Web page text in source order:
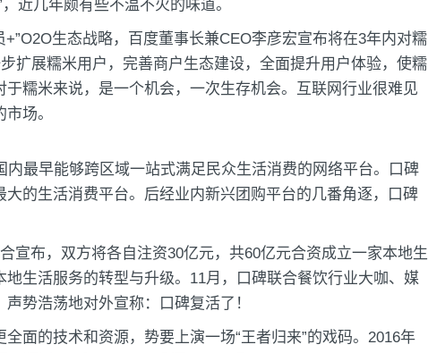
近几年颇有些不温不火的味道。
生态战略，百度董事长兼CEO李彦宏宣布将在3年内对糯
扩展糯米用户，完善商户生态建设，全面提升用户体验，使糯
糯米来说，是一个机会，一次生存机会。互联网行业很难见
场。
内最早能够跨区域一站式满足民众生活消费的网络平台。口碑
的生活消费平台。后经业内新兴团购平台的几番角逐，口碑
宣布，双方将各自注资30亿元，共60亿元合资成立一家本地生
生活服务的转型与升级。11月，口碑联合餐饮行业大咖、媒
势浩荡地对外宣称：口碑复活了！
面的技术和资源，势要上演一场“王者归来”的戏码。2016年